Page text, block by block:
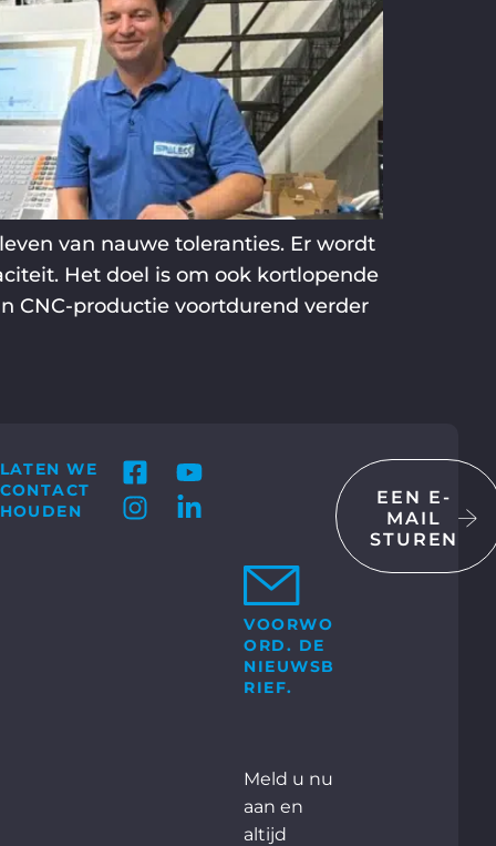
van nauwe toleranties. Er wordt
Het doel is om ook kortlopende
CNC-productie voortdurend verder
LATEN WE
CONTACT
HOUDEN
VOORWO
ORD. DE
NIEUWSB
RIEF.
Meld u nu
aan en
altijd
EEN E-
MAIL
STUREN